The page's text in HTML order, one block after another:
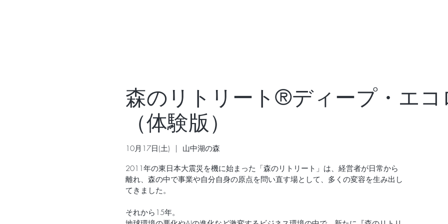
森のリトリート®ディープ・エコ
（体験版）
10月17日(土)
  |
山中湖の森
2011年の東日本大震災を機に始まった「森のリトリート」は、経営者が日常から
離れ、森の中で事業や自分自身の原点を問い直す場として、多くの変容を生み出し
てきました。
それから15年。